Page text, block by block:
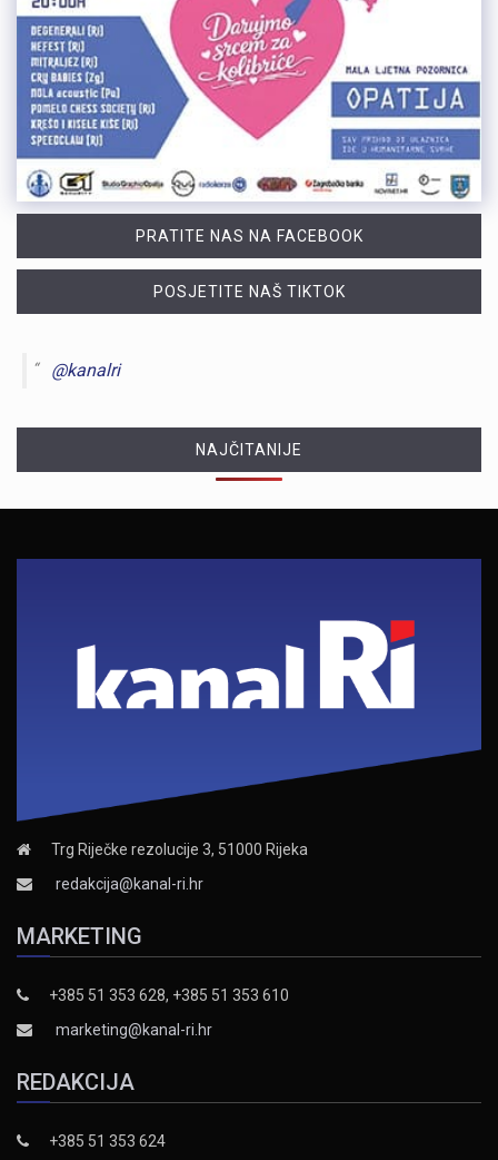
PRATITE NAS NA FACEBOOK
POSJETITE NAŠ TIKTOK
@kanalri
NAJČITANIJE
Trg Riječke rezolucije 3, 51000 Rijeka
redakcija@kanal-ri.hr
MARKETING
+385 51 353 628, +385 51 353 610
marketing@kanal-ri.hr
REDAKCIJA
+385 51 353 624